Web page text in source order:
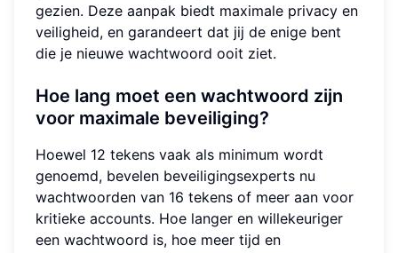
gezien. Deze aanpak biedt maximale privacy en
veiligheid, en garandeert dat jij de enige bent
die je nieuwe wachtwoord ooit ziet.
Hoe lang moet een wachtwoord zijn
voor maximale beveiliging?
Hoewel 12 tekens vaak als minimum wordt
genoemd, bevelen beveiligingsexperts nu
wachtwoorden van 16 tekens of meer aan voor
kritieke accounts. Hoe langer en willekeuriger
een wachtwoord is, hoe meer tijd en